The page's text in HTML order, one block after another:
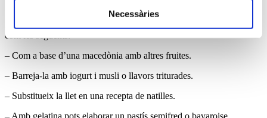
Necessàries
Amb aquesta crema es poden elaborar fantàstiques preparacions,
com les següents:
– Com a base d’una macedònia amb altres fruites.
– Barreja-la amb iogurt i musli o llavors triturades.
– Substitueix la llet en una recepta de natilles.
– Amb gelatina pots elaborar un pastís semifred o bavaroise.